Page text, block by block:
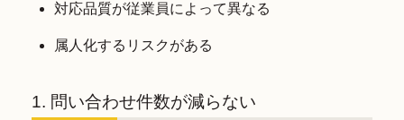
対応品質が従業員によって異なる
属人化するリスクがある
1. 問い合わせ件数が減らない